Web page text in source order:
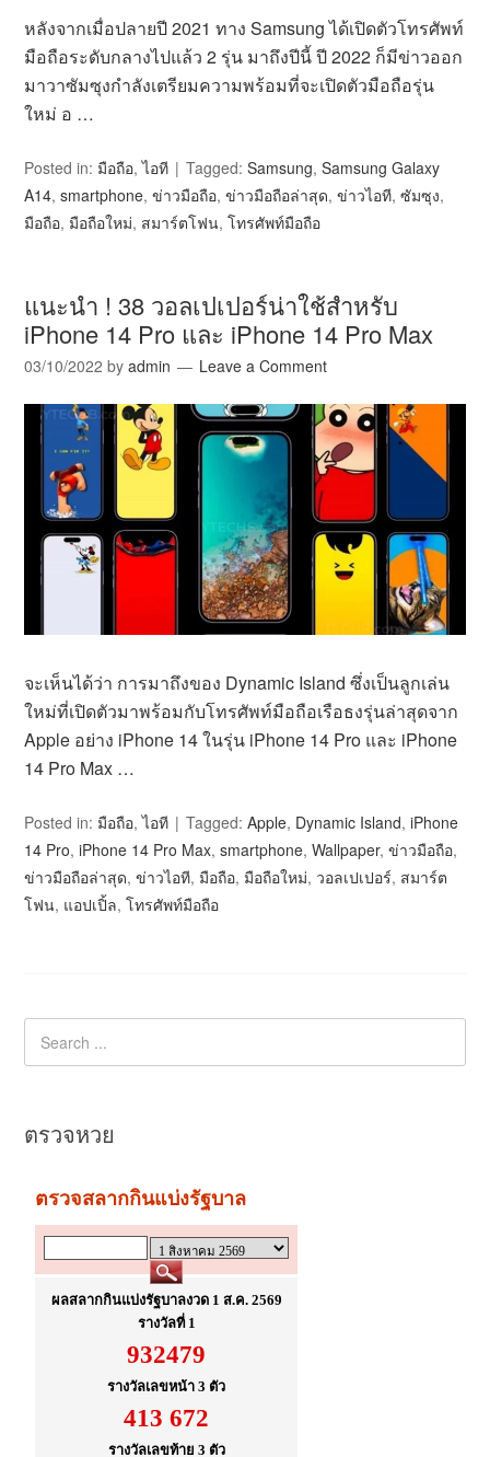
หลังจากเมื่อปลายปี 2021 ทาง Samsung ได้เปิดตัวโทรศัพท์
มือถือระดับกลางไปแล้ว 2 รุ่น มาถึงปีนี้ ปี 2022 ก็มีข่าวออก
มาวาซัมซุงกำลังเตรียมความพร้อมที่จะเปิดตัวมือถือรุ่น
ใหม่ อ …
Posted in: มือถือ,ไอที Tagged:Samsung,Samsung Galaxy
A14,smartphone,ข่าวมือถือ,ข่าวมือถือล่าสุด,ข่าวไอที,ซัมซุง,
มือถือ, มือถือใหม่, สมาร์ตโฟน,โทรศัพท์มือถือ
แนะนำ ! 38 วอลเปเปอร์น่าใช้สำหรับ
iPhone 14 Pro และ iPhone 14 Pro Max
03/10/2022 byadmin Leave a Comment
จะเห็นได้ว่า การมาถึงของ Dynamic Island ซึ่งเป็นลูกเล่น
ใหม่ที่เปิดตัวมาพร้อมกับโทรศัพท์มือถือเรือธงรุ่นล่าสุดจาก
Apple อย่าง iPhone 14 ในรุ่น iPhone 14 Pro และ iPhone
14 Pro Max …
Posted in: มือถือ,ไอที Tagged:Apple, Dynamic Island,iPhone
14 Pro,iPhone 14 Pro Max,smartphone,Wallpaper,ข่าวมือถือ,
ข่าวมือถือล่าสุด,ข่าวไอที, มือถือ, มือถือใหม่, วอลเปเปอร์, สมาร์ต
โฟน, แอปเปิ้ล,โทรศัพท์มือถือ
ตรวจหวย